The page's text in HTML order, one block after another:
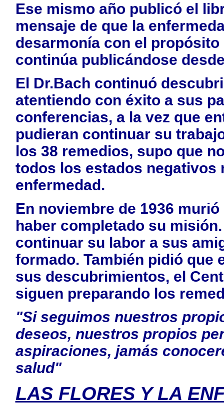
Ese mismo año publicó el
mensaje de que la
desarmonía con el
continúa publicándose
El Dr.Bach continuó
atentiendo con éxito a sus
conferencias, a la vez que
pudieran continuar su
los 38 remedios, supo que
todos los estados negativos
enfermedad.
En noviembre de 1936
haber completado su
continuar su labor a sus
formado. También pidió que
sus descubrimientos, el
siguen preparando los
"Si seguimos nuestros
deseos, nuestros propios
aspiraciones, jamás
salud"
LAS FLORES Y LA